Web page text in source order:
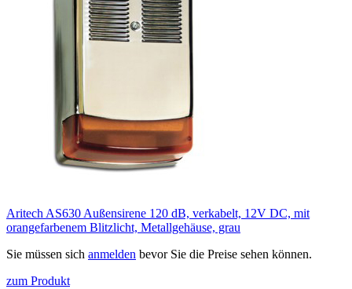
Aritech AS630 Außensirene 120 dB, verkabelt, 12V DC, mit
orangefarbenem Blitzlicht, Metallgehäuse, grau
Sie müssen sich anmelden bevor Sie die Preise sehen können.
zum Produkt